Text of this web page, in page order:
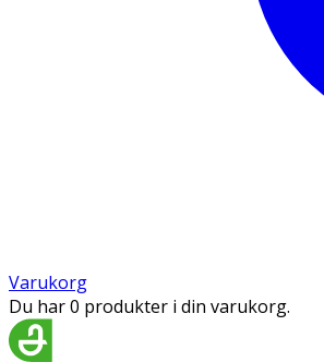
Varukorg
Du har 0 produkter i din varukorg.